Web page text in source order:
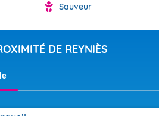
Pour la
Tendance
Sauveur
DE REYNIÈS
Lille : 19/24
Cet après-
Risque
Sur le Sud-